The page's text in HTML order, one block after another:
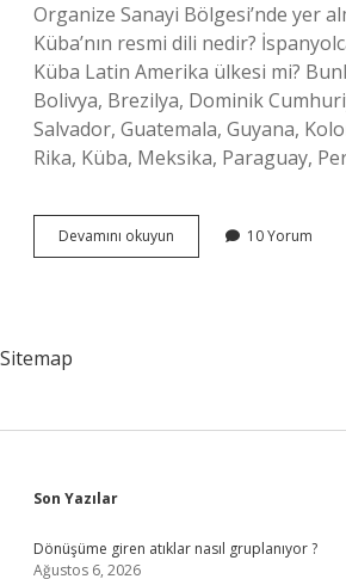
Organize Sanayi Bölgesi’nde yer
Küba’nın resmi dili nedir?
Küba Latin Amerika ülkesi mi?
Bolivya, Brezilya, Dominik
Salvador, Guatemala, Guyana,
Rika, Küba, Meksika, Paraguay,
Devamını okuyun
Hangi
10 Yorum
Sitemap
Sidebar
Son Yazılar
Dönüşüme giren atıklar nasıl gruplanıyor ?
Ağustos 6, 2026